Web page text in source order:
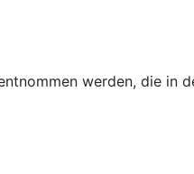
werden, die in